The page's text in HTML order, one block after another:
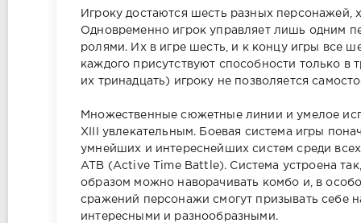
Игроку достаются шесть разных персонажей,
Одновременно игрок управляет лишь одним
ролями. Их в игре шесть, и к концу игры все
каждого присутствуют способности только в
их тринадцать) игроку не позволяется
Множественные сюжетные линии и умелое
XIII увлекательным. Боевая система игры
умнейших и интереснейших систем среди
ATB (Active Time Battle). Система устроена
образом можно наворачивать комбо и, в
сражений персонажи смогут призывать себе
интересными и разнообразными.